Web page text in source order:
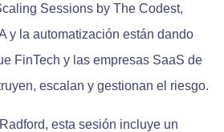
Sessions by The Codest,
y la automatización están dando
FinTech y las empresas SaaS de
escalan y gestionan el riesgo.
esta sesión incluye un